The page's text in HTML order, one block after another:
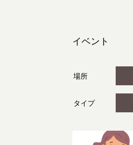
イベント
場所
タイプ